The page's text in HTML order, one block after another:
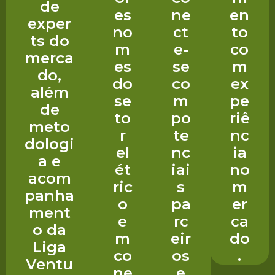
de
exper
ts do
merca
do,
além
de
meto
dologi
a e
acom
panha
ment
o da
Liga
Ventu
es
no
m
es
do
se
to
r
el
ét
ric
o
e
m
co
ne
ct
e-
se
co
m
po
te
nc
iai
s
pa
rc
eir
os
en
to
co
m
ex
pe
riê
nc
ia
no
m
er
ca
do
.